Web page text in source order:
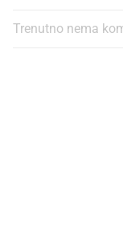
Trenutno nema